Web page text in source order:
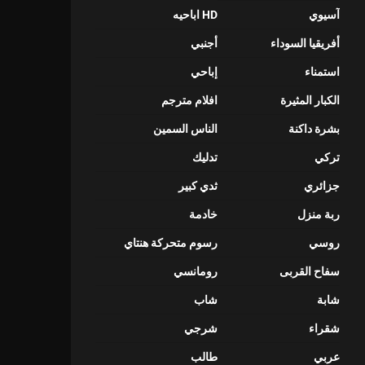
HD اباحيه آسيوي
أجنبي أفريقيا السوداء
إباحي استمناء
افلام مترجم الكبار المثيرة
الناس السمين بشرة داكنة
تدليك تركي
ثدي كبير جزائري
خادمة ربة منزل
رسوم متحركة هنتاي روسي
رومانسي سفاح القربى
شاب شابة
شرجي شقراء
طالب عربي